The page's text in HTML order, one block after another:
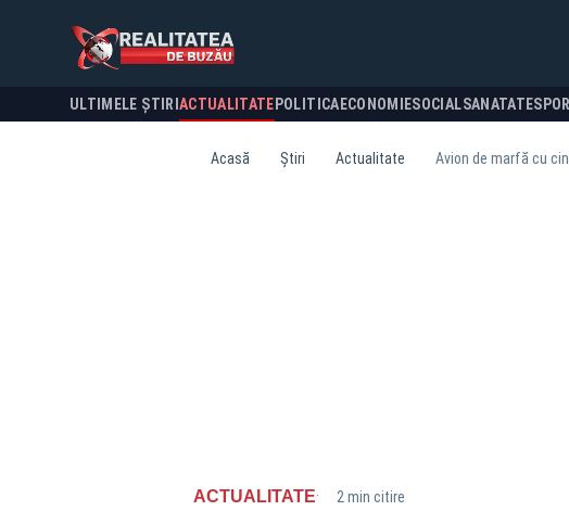
ULTIMELE ȘTIRI ACTUALITATE POLITICA ECONOMIESOCIALSANATATE
Acasă Știri Actualitate Avion de marfă cu
ACTUALITATE· 2 min citire